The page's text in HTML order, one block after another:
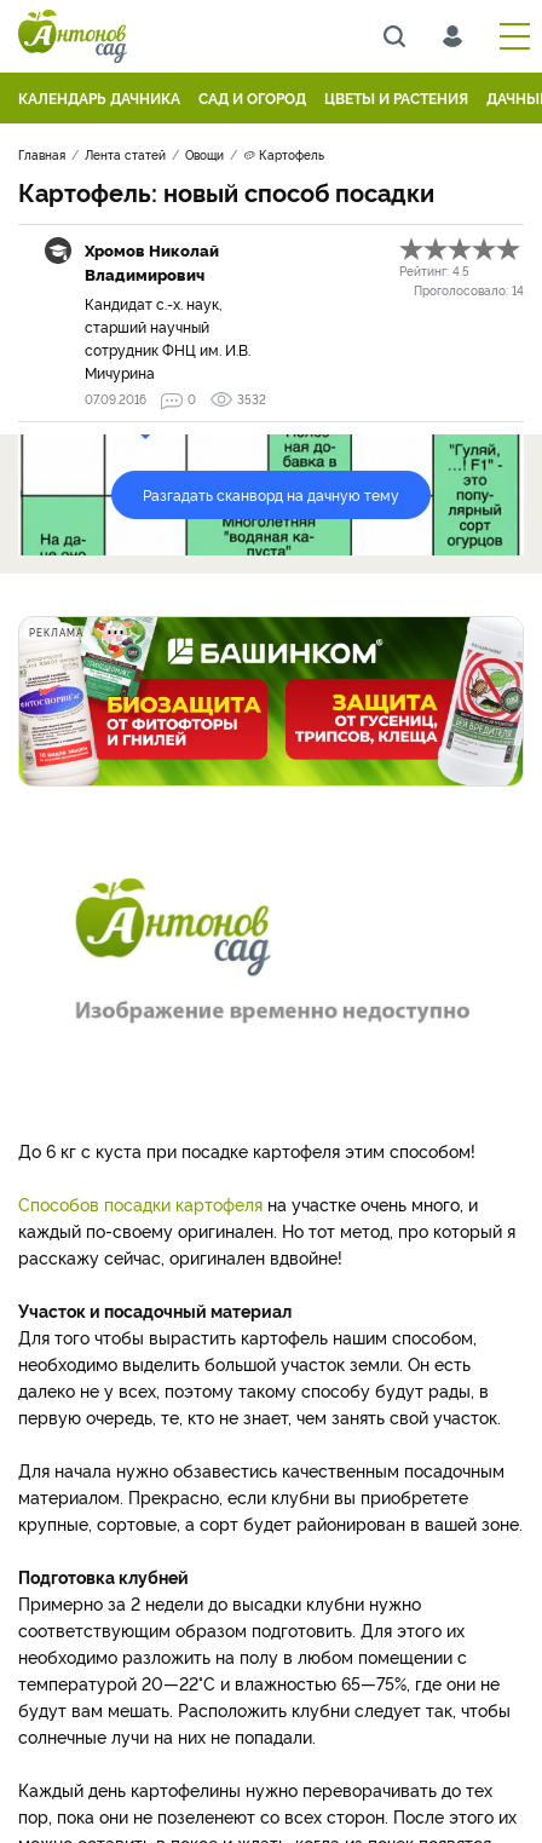
КАЛЕНДАРЬ ДАЧНИКА САД И ОГОРОД ЦВЕТЫ И РАСТЕНИЯ
Главная Лента статей Овощи 🥔 Картофель
Картофель: новый способ посадки
Хромов Николай
Владимирович
Кандидат с.-х. наук,
старший научный
сотрудник ФНЦ им. И.В.
Мичурина
Рейтинг: 4.5
Проголосовало: 14
07.09.2016 0 3532
Разгадать сканворд на дачную тему
РЕКЛАМА
До 6 кг с куста при посадке картофеля этим способом!
Способов посадки картофеля на участке очень много, и
каждый по-своему оригинален. Но тот метод, про который я
расскажу сейчас, оригинален вдвойне!
Участок и посадочный материал
Для того чтобы вырастить картофель нашим способом,
необходимо выделить большой участок земли. Он есть
далеко не у всех, поэтому такому способу будут рады, в
первую очередь, те, кто не знает, чем занять свой участок.
Для начала нужно обзавестись качественным посадочным
материалом. Прекрасно, если клубни вы приобретете
крупные, сортовые, а сорт будет районирован в вашей зоне.
Подготовка клубней
Примерно за 2 недели до высадки клубни нужно
соответствующим образом подготовить. Для этого их
необходимо разложить на полу в любом помещении с
температурой 20—22°С и влажностью 65—75%, где они не
будут вам мешать. Расположить клубни следует так, чтобы
солнечные лучи на них не попадали.
Каждый день картофелины нужно переворачивать до тех
пор, пока они не позеленеют со всех сторон. После этого их